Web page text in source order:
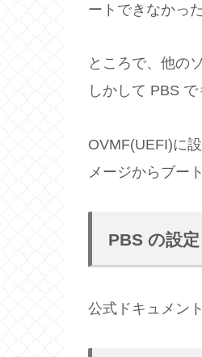
ートできなかっ
ところで、他の
しかして PBS
OVMF(UEFI)に
メージからブー
PBS の設定
公式ドキュメン